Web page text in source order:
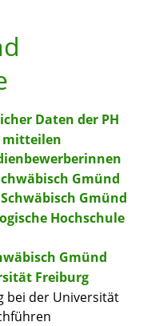
Daten der PH
mitteilen
Gmünd
Gmünd
Hochschule
Gmünd
Freiburg
bei der Universität